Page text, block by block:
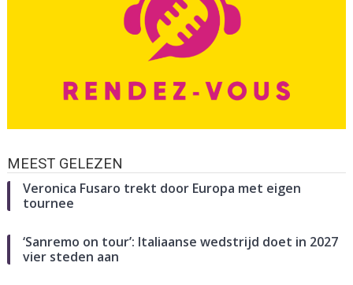
MEEST GELEZEN
Veronica Fusaro trekt door Europa met eigen
tournee
‘Sanremo on tour’: Italiaanse wedstrijd doet in 2027
vier steden aan